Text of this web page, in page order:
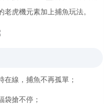
虎機元素加上捕魚玩法。
線，捕魚不再孤單；
袋搶不停；